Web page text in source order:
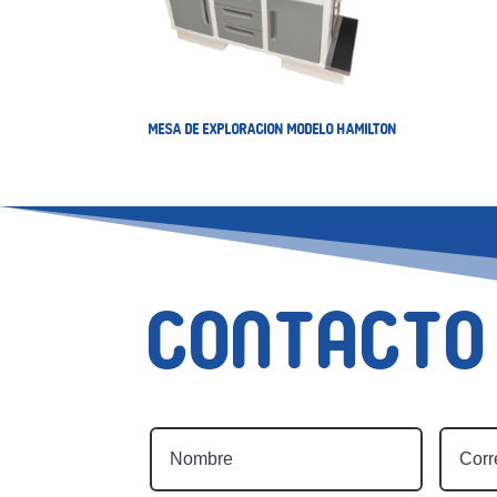
MESA DE EXPLORACION MODELO HAMILTON
Contacto